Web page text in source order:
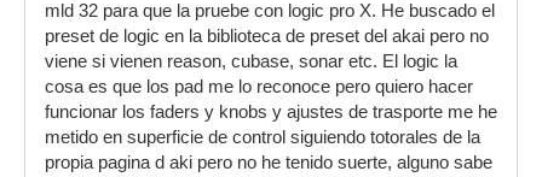
mld 32 para que la pruebe con logic pro X. He buscado el
preset de logic en la biblioteca de preset del akai pero no
viene si vienen reason, cubase, sonar etc. El logic la
cosa es que los pad me lo reconoce pero quiero hacer
funcionar los faders y knobs y ajustes de trasporte me he
metido en superficie de control siguiendo totorales de la
propia pagina d aki pero no he tenido suerte, alguno sabe